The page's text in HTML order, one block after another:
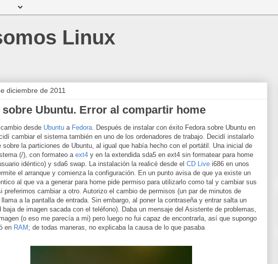
Linux
diciembre de 2011
sobre Ubuntu. Error al compartir home
desde Ubuntu a Fedora. Después de instalar con éxito Fedora sobre Ubuntu en
cambiar el sistema también en uno de los ordenadores de trabajo. Decidí instalarlo
sobre la particiones de Ubuntu, al igual que había hecho con el portátil. Una inicial de
(/), con formateo a ext4 y en la extendida sda5 en ext4 sin formatear para home
idéntico) y sda6 swap. La instalación la realicé desde el CD Live i686 en unos
el arranque y comienza la configuración. En un punto avisa de que ya existe un
al que va a generar para home pide permiso para utilizarlo como tal y cambiar sus
preferimos cambiar a otro. Autorizo el cambio de permisos (un par de minutos de
a la pantalla de entrada. Sin embargo, al poner la contraseña y entrar salta un
baja de imagen sacada con el teléfono). Daba un mensaje del Asistente de problemas,
(o eso me parecía a mi) pero luego no fui capaz de encontrarla, así que supongo
en RAM ; de todas maneras, no explicaba la causa de lo que pasaba